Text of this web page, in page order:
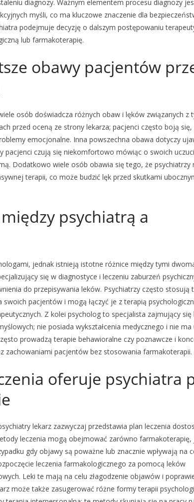
diagnozy. Ważnym elementem procesu diagnozy
myśli, co ma kluczowe znaczenie dla
podejmuje decyzję o dalszym postępowaniu
lub farmakoterapię.
obawy pacjentów
osób doświadcza różnych obaw i lęków związanych z
przed oceną ze strony lekarza; pacjenci często boją
emocjonalne. Inna powszechna obawa dotyczy
pacjenci czują się niekomfortowo mówiąc o swoich
Dodatkowo wiele osób obawia się tego, że psychiatrzy
terapii, co może budzić lęk przed skutkami
psychiatrą a
jednak istnieją istotne różnice między tymi
się w diagnostyce i leczeniu zaburzeń
do przepisywania leków. Psychiatrzy często stosują
pacjentów i mogą łączyć je z terapią
Z kolei psycholog to specjalista zajmujący się
nie posiada wykształcenia medycznego i nie
prowadzą terapie behawioralne czy poznawcze i
zachowaniami pacjentów bez stosowania farmakoterapii.
oferuje psychiatra
lekarz zazwyczaj przedstawia plan leczenia
leczenia mogą obejmować zarówno
gdy objawy są poważne lub znacznie wpływają na
leczenia farmakologicznego za pomocą leków
Leki te mają na celu złagodzenie objawów i
może także zasugerować różne formy terapii